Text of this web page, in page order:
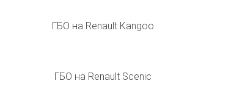
ГБО на Renault Kangoo
ГБО на Renault Scenic